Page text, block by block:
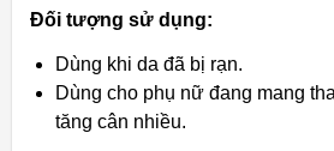
Đối tượng sử dụng:
Dùng khi da đã bị rạn.
Dùng cho phụ nữ đang mang
tăng cân nhiều.